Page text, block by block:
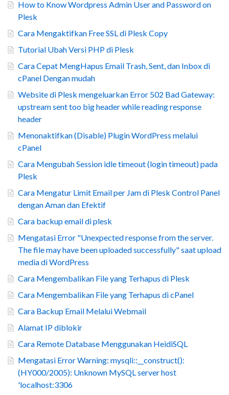
How to Know Wordpress Admin User and Password on
Plesk
Cara Mengaktifkan Free SSL di Plesk Copy
Tutorial Ubah Versi PHP di Plesk
Cara Cepat MengHapus Email Trash, Sent, dan Inbox di
cPanel Dengan mudah
Website di Plesk mengeluarkan Error 502 Bad Gateway:
upstream sent too big header while reading response
header
Menonaktifkan (Disable) Plugin WordPress melalui
cPanel
Cara Mengubah Session idle timeout (login timeout) pada
Plesk
Cara Mengatur Limit Email per Jam di Plesk Control Panel
dengan Aman dan Efektif
Cara backup email di plesk
Mengatasi Error "Unexpected response from the server.
The file may have been uploaded successfully" saat upload
media di WordPress
Cara Mengembalikan File yang Terhapus di Plesk
Cara Mengembalikan File yang Terhapus di cPanel
Cara Backup Email Melalui Webmail
Alamat IP diblokir
Cara Remote Database Menggunakan HeidiSQL
Mengatasi Error Warning: mysqli::__construct():
(HY000/2005): Unknown MySQL server host
'localhost:3306